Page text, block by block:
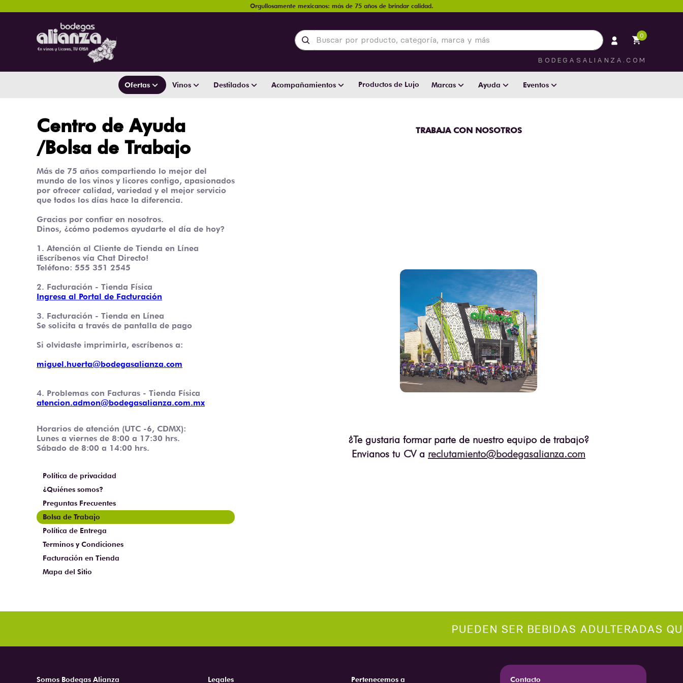
Orgullosamente mexicanos: más de 75 años de brindar calidad.
Buscar por producto, categoría, marca y más 0
BODEGASALIANZA.COM
Ofertas Vinos Destilados Acompañamientos Productos de Lujo Marcas Ayuda Eventos
Centro de Ayuda
/Bolsa de Trabajo
Más de 75 años compartiendo lo mejor del
mundo de los vinos y licores contigo, apasionados
por ofrecer calidad, variedad y el mejor servicio
que todos los días hace la diferencia.
Gracias por confiar en nosotros.
Dinos, ¿cómo podemos ayudarte el día de hoy?
1. Atención al Cliente de Tienda en Línea
¡Escríbenos vía Chat Directo!
Teléfono: 555 351 2545
2. Facturación - Tienda Física
Ingresa al Portal de Facturación
3. Facturación - Tienda en Línea
Se solicita a través de pantalla de pago
Si olvidaste imprimirla, escríbenos a:
miguel.huerta@bodegasalianza.com
4. Problemas con Facturas - Tienda Física
atencion.admon@bodegasalianza.com.mx
Horarios de atención (UTC -6, CDMX):
Lunes a viernes de 8:00 a 17:30 hrs.
Sábado de 8:00 a 14:00 hrs.
Política de privacidad
¿Quiénes somos?
Preguntas Frecuentes
Bolsa de Trabajo
Política de Entrega
Terminos y Condiciones
Facturación en Tienda
Mapa del Sitio
TRABAJA CON NOSOTROS
¿Te gustaria formar parte de nuestro equipo de trabajo?
Envianos tu CV a reclutamiento@bodegasalianza.com
Somos Bodegas Alianza Legales Pertenecemos a Contacto